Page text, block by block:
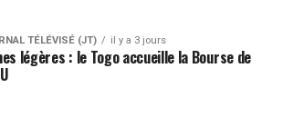
TÉLÉVISÉ (JT) il y a 3 jours
légères : le Togo accueille la Bourse de